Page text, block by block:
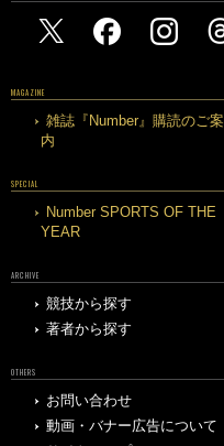
MAGAZINE
雑誌『Number』購読のご案
内
SPECIAL
Number SPORTS OF THE
YEAR
ARCHIVE
競技から探す
著者から探す
OTHERS
お問い合わせ
動画・バナー広告について